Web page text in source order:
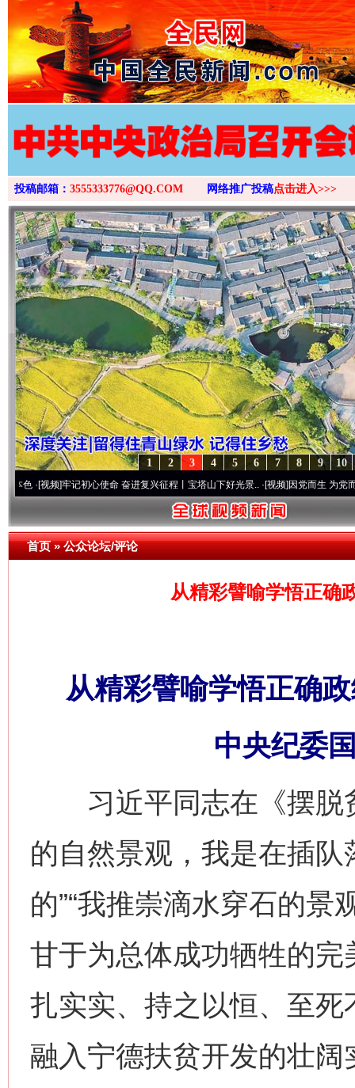
>
投稿邮箱： 3555333776@QQ.COM 网络推广投稿点击进入>>>
10
9
8
7
6
5
4
3
2
1
牢记初心使命 奋进复兴征程丨宝塔山下好光景..·[视频]因党而生 为党而战——百
首页»公众论坛/评论
从精彩譬喻学悟正确
从精彩譬喻学悟正确
中央纪委
习近平同志在《摆脱
的自然景观，我是在插
的”“我推崇滴水穿石的
甘于为总体成功牺牲的
扎实实、持之以恒、至死
融入宁德扶贫开发的壮阔